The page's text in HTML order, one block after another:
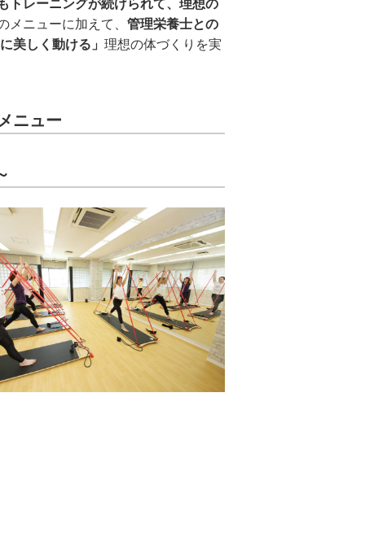
トレーニングが続けられて、理想の
メニューに加えて、 管理栄養士との
美しく動ける」 理想の体づくりを実
ニュー